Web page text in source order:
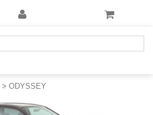
> ODYSSEY